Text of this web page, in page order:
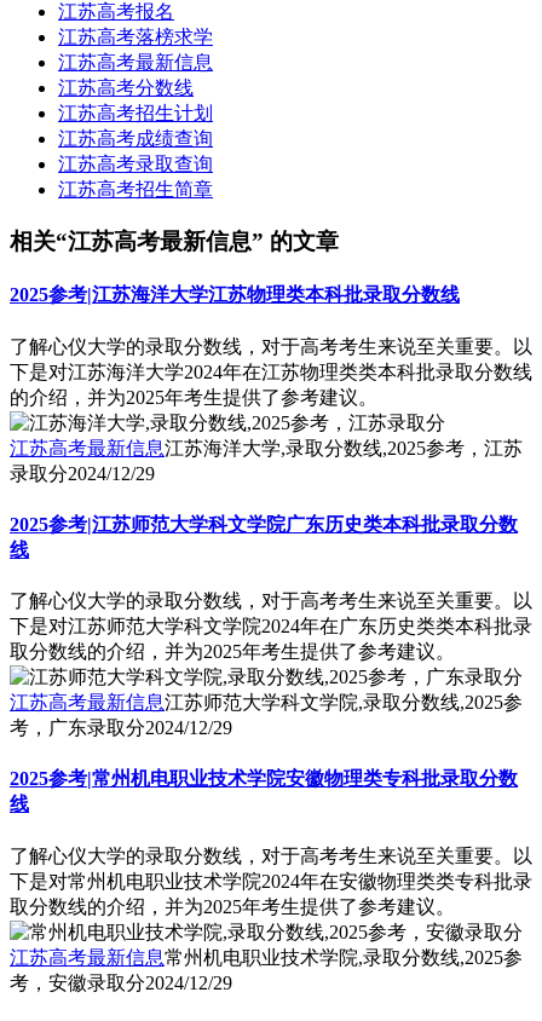
江苏高考报名
江苏高考落榜求学
江苏高考最新信息
江苏高考分数线
江苏高考招生计划
江苏高考成绩查询
江苏高考录取查询
江苏高考招生简章
相关“江苏高考最新信息” 的文章
2025参考|江苏海洋大学江苏物理类本科批录取分数线
了解心仪大学的录取分数线，对于高考考生来说至关重要。以
下是对江苏海洋大学2024年在江苏物理类类本科批录取分数线
的介绍，并为2025年考生提供了参考建议。
江苏高考最新信息江苏海洋大学,录取分数线,2025参考，江苏
录取分2024/12/29
2025参考|江苏师范大学科文学院广东历史类本科批录取分数
线
了解心仪大学的录取分数线，对于高考考生来说至关重要。以
下是对江苏师范大学科文学院2024年在广东历史类类本科批录
取分数线的介绍，并为2025年考生提供了参考建议。
江苏高考最新信息江苏师范大学科文学院,录取分数线,2025参
考，广东录取分2024/12/29
2025参考|常州机电职业技术学院安徽物理类专科批录取分数
线
了解心仪大学的录取分数线，对于高考考生来说至关重要。以
下是对常州机电职业技术学院2024年在安徽物理类类专科批录
取分数线的介绍，并为2025年考生提供了参考建议。
江苏高考最新信息常州机电职业技术学院,录取分数线,2025参
考，安徽录取分2024/12/29